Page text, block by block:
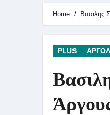
Home Βασιλης
PLUS